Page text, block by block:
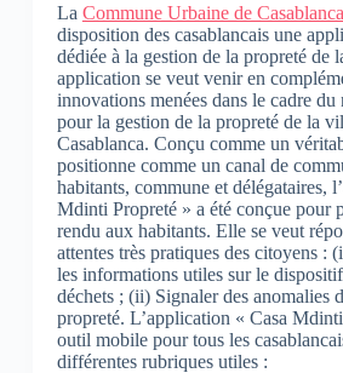
La Commune Urbaine de Casablanca
disposition des casablancais une
dédiée à la gestion de la propreté de
application se veut venir en
innovations menées dans le cadre du
pour la gestion de la propreté de la
Casablanca. Conçu comme un
positionne comme un canal de
habitants, commune et délégataires,
Mdinti Propreté » a été conçue pour
rendu aux habitants. Elle se veut
attentes très pratiques des citoyens :
les informations utiles sur le
déchets ; (ii) Signaler des anomalies
propreté. L’application « Casa
outil mobile pour tous les
différentes rubriques utiles :